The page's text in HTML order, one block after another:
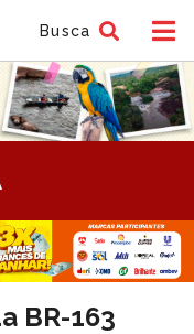
Busca
BR-163